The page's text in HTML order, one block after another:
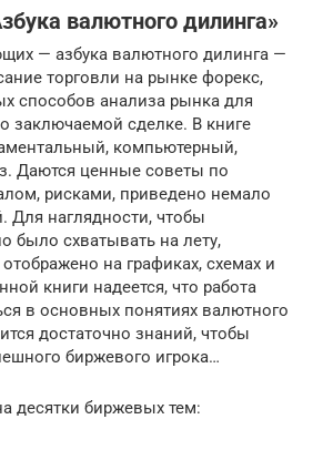
валютного дилинга»
— азбука валютного дилинга —
торговли на рынке форекс,
способов анализа рынка для
заключаемой сделке. В книге
компьютерный,
Даются ценные советы по
рисками, приведено немало
Для наглядности, чтобы
схватывать на лету,
на графиках, схемах и
книги надеется, что работа
в основных понятиях валютного
достаточно знаний, чтобы
биржевого игрока…
десятки биржевых тем: